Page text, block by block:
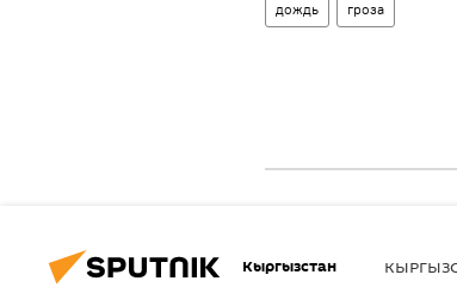
дождь гроза
Кыргызстан